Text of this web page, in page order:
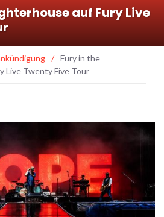
auf Fury Live
/ Fury in the
Live Twenty Five Tour